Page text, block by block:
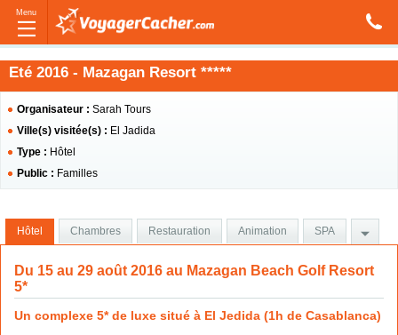
Menu
Eté 2016 - Mazagan Resort *****
Organisateur : Sarah Tours
Ville(s) visitée(s) : El Jadida
Type : Hôtel
Public : Familles
Hôtel Chambres Restauration Animation SPA
Du 15 au 29 août 2016 au Mazagan Beach Golf Resort
5*
Un complexe 5* de luxe situé à El Jedida (1h de Casablanca)